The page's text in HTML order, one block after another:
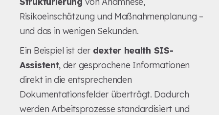
Risikoeinschätzung und Maßnahmenplanung –
und das in wenigen Sekunden.
Ein Beispiel ist der dexter health SIS-
Assistent, der gesprochene Informationen
direkt in die entsprechenden
Dokumentationsfelder überträgt. Dadurch
werden Arbeitsprozesse standardisiert und